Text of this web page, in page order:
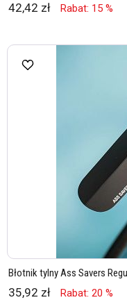
42,42 zł Rabat: 15 %
Błotnik tylny Ass Savers
35,92 zł Rabat: 20 %